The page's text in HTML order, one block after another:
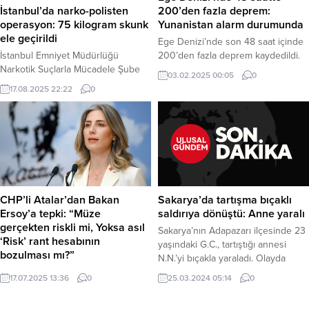
ardından Saymaz, Çağlayan’daki
İstanbul Adalet Sarayı’na getirildi.
İstanbul’da narko-polisten
operasyon: 75 kilogram skunk
ele geçirildi
İstanbul Emniyet Müdürlüğü
Narkotik Suçlarla Mücadele Şube
Müdürlüğü ekipleri, Maltepe ve
Büyükçekmece ilçelerinde
düzenledikleri iki ayrı operasyonda
75 kilogram skunk türü uyuşturucu
madde ele geçirdi. Operasyonlarda
2 şüpheli gözaltına alındı. İstanbul –
İstanbul Narkotik Polisi, zehir
tacirlerine yönelik başarılı
operasyonlarına bir yenisini daha
ekledi. Narkotik Suçlarla Mücadele
Şube Müdürlüğü ekipleri...
17.08.2025 22:22 0
200’den fazla deprem:
Yunanistan alarm durumunda
Ege Denizi’nde son 48 saat içinde
200’den fazla deprem kaydedildi.
En büyüğü 4.5 büyüklüğünde olan
bu sarsıntılar, Yunanistan’da
Başbakanı Kyriakos Miçotakis,
bölgedeki durumu değerlendirmek
üzere acil toplantı kararı aldı.
Depremlerin Merkezi Santorini
Adası ve Çevresi Depremlerin
yoğunlaştığı bölge, volkanik bir ada
olan Santorini ve çevresi oldu....
03.02.2025 00:05 0
CHP’li Atalar’dan Bakan
Ersoy’a tepki: “Müze
gerçekten riskli mi, Yoksa asıl
‘Risk’ rant hesabının
bozulması mı?”
CHP Kültür ve Turizmden Sorumlu
Genel Başkan Yardımcısı Gülşah
17.07.2025 13:36 0
Sakarya’da tartışma bıçaklı
saldırıya dönüştü: Anne yaralı
Sakarya’nın Adapazarı ilçesinde 23
yaşındaki G.C., tartıştığı annesi
N.N.’yi bıçakla yaraladı. Olayda
yaralanan anne hastaneye
kaldırılırken, şüpheli G.C. polis
25.03.2024 05:14 0